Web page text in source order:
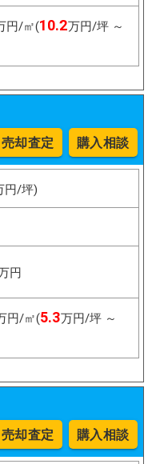
円/㎡(10.2万円/坪 ～
売却査定 購入相談
円/坪)
円
円/㎡(5.3万円/坪 ～
売却査定 購入相談